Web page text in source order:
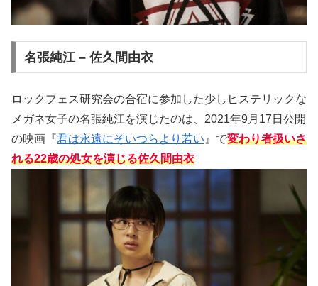
名張純江 – 佐久間由衣
ロックフェス研究会の合宿に参加した少しヒステリックな
メガネ女子の名張純江を演じたのは、2021年9月17日公開
の映画『君は永遠にそいつらより若い 』で変わり者扱いさ
れる22歳の処女を演じる佐久間由衣